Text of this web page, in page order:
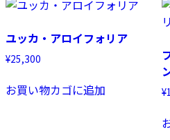
ユッカ・アロイフォリア
¥25,300
お買い物カゴに追加 ¥